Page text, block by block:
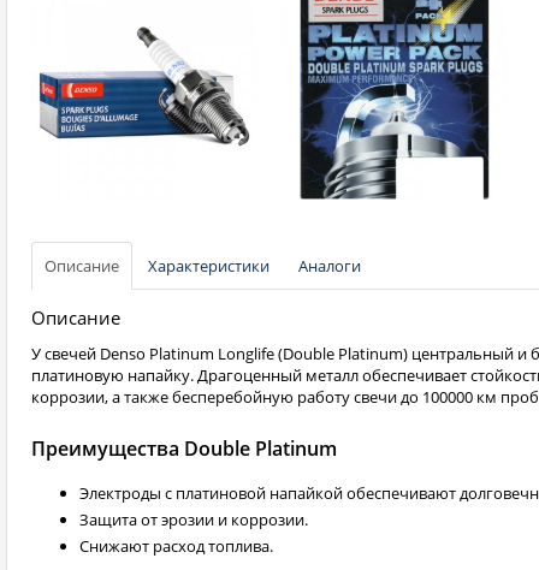
Описание Характеристики Аналоги
Описание
У свечей Denso Platinum Longlife (Double Platinum) центральный и
платиновую напайку. Драгоценный металл обеспечивает
коррозии, а также бесперебойную работу свечи до 100000 км
Преимущества Double Platinum
Электроды с платиновой напайкой обеспечивают
Защита от эрозии и коррозии.
Снижают расход топлива.